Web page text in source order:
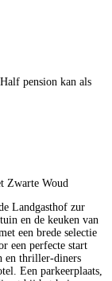
pension kan als
Zwarte Woud
Landgasthof zur
en de keuken van
een brede selectie
een perfecte start
en thriller-diners
Een parkeerplaats,